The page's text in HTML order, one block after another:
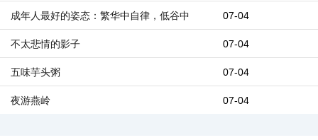
07-04
成年人最好的姿态：繁华中自律，低谷中
07-04
不太悲情的影子
07-04
五味芋头粥
07-04
夜游燕岭